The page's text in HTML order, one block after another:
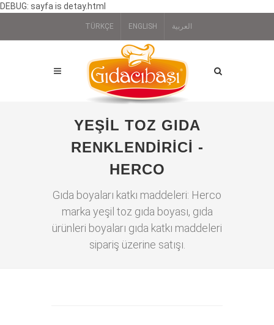
DEBUG: sayfa is detay.html
TÜRKÇE ENGLISH العربية
YEŞIL TOZ GIDA
RENKLENDIRICI -
HERCO
Gıda boyaları katkı maddeleri: Herco
marka yeşil toz gıda boyası, gıda
ürünleri boyaları gıda katkı maddeleri
sipariş üzerine satışı.